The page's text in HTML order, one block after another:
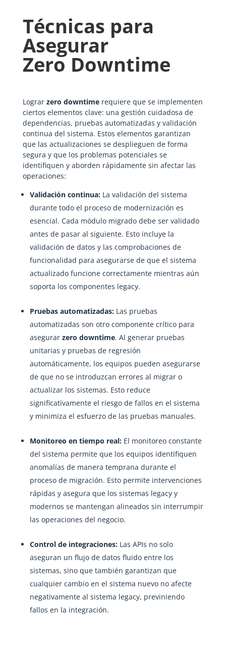
Técnicas para
Asegurar
Zero Downtime
Lograr zero downtimerequiere que se implementen
ciertos elementos clave: una gestión cuidadosa de
dependencias, pruebas automatizadas y validación
continua del sistema. Estos elementos garantizan
que las actualizaciones se desplieguen de forma
segura y que los problemas potenciales se
identifiquen y aborden rápidamente sin afectar las
operaciones:
Validación continua:La validación del sistema
durante todo el proceso de modernización es
esencial. Cada módulo migrado debe ser validado
antes de pasar al siguiente. Esto incluye la
validación de datos y las comprobaciones de
funcionalidad para asegurarse de que el sistema
actualizado funcione correctamente mientras aún
soporta los componentes legacy.
Pruebas automatizadas:Las pruebas
automatizadas son otro componente crítico para
asegurar zero downtime. Al generar pruebas
unitarias y pruebas de regresión
automáticamente, los equipos pueden asegurarse
de que no se introduzcan errores al migrar o
actualizar los sistemas. Esto reduce
significativamente el riesgo de fallos en el sistema
y minimiza el esfuerzo de las pruebas manuales.
Monitoreo en tiempo real:El monitoreo constante
del sistema permite que los equipos identifiquen
anomalías de manera temprana durante el
proceso de migración. Esto permite intervenciones
rápidas y asegura que los sistemas legacy y
modernos se mantengan alineados sin interrumpir
las operaciones del negocio.
Control de integraciones:Las APIs no solo
aseguran un flujo de datos fluido entre los
sistemas, sino que también garantizan que
cualquier cambio en el sistema nuevo no afecte
negativamente al sistema legacy, previniendo
fallos en la integración.